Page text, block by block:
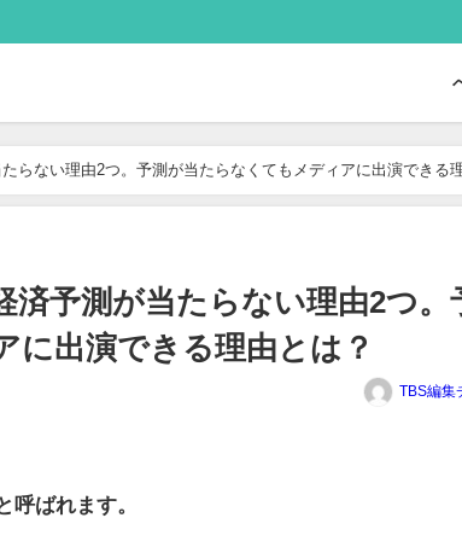
らない理由2つ。予測が当たらなくてもメディアに出演できる
済予測が当たらない理由2つ。
に出演できる理由とは？
TBS編集
呼ばれます。